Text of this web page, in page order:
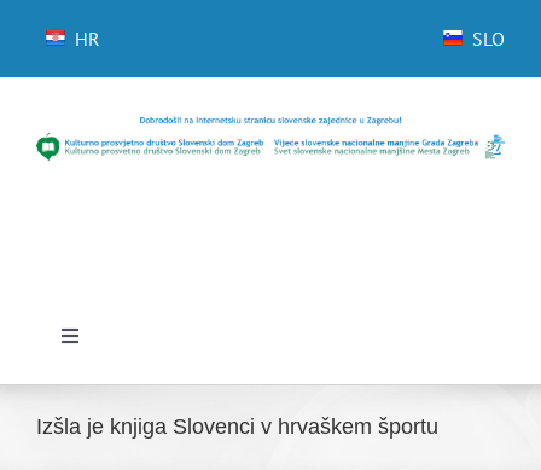
HR SLO
Toggle
Izšla je knjiga Slovenci v hrvaškem športu